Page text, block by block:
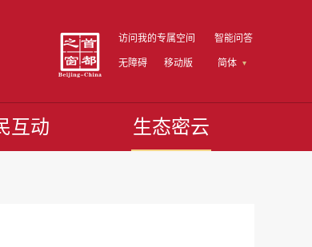
访问我的专属空间 智能问答
无障碍 移动版 简体
互动 生态密云